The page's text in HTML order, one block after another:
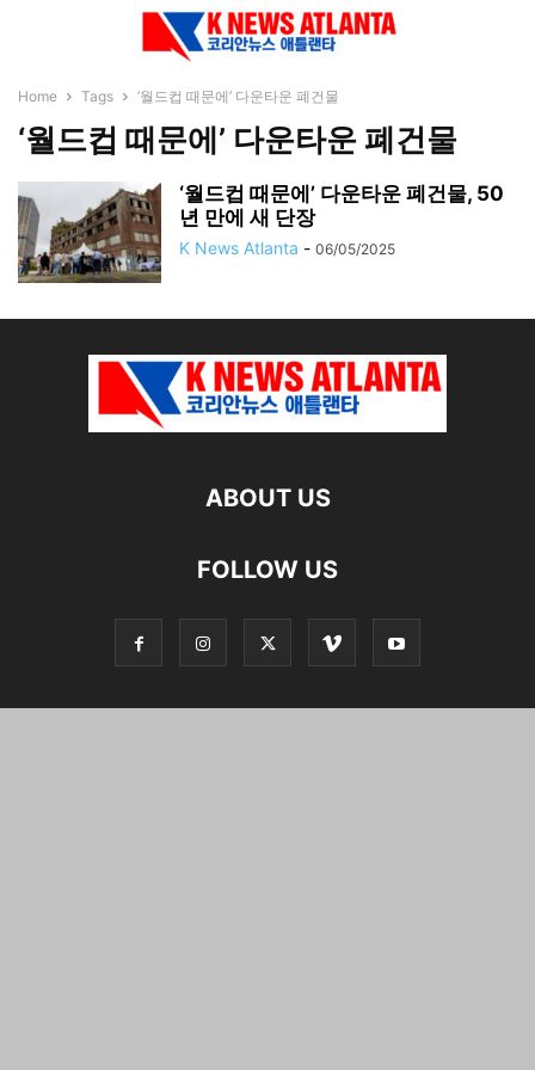
Home Tags ‘월드컵 때문에’ 다운타운 폐건물
‘월드컵 때문에’ 다운타운 폐건물
‘월드컵 때문에’ 다운타운 폐건물, 50
년 만에 새 단장
K News Atlanta - 06/05/2025
ABOUT US
FOLLOW US